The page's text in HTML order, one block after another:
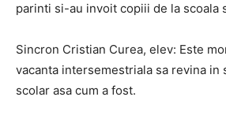
parinti si-au invoit copiii de la scoala
Sincron Cristian Curea, elev: Este
vacanta intersemestriala sa revina in
scolar asa cum a fost.